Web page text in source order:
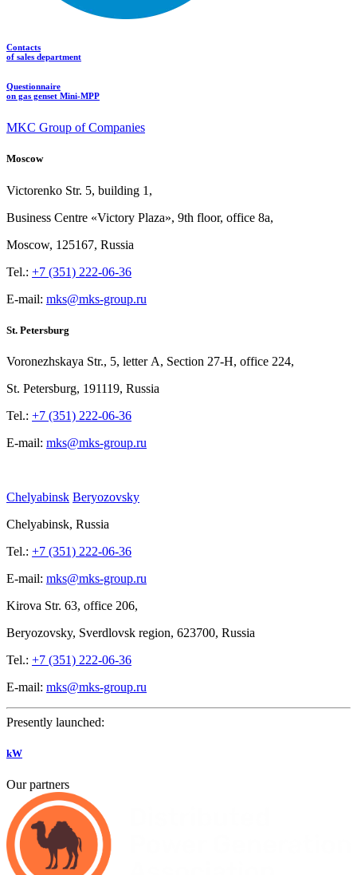
Contacts
of sales department
Questionnaire
on gas genset Mini-MPP
MKC Group of Companies
Moscow
Victorenko Str. 5, building 1,
Business Centre «Victory Plaza», 9th floor, office 8a,
Moscow, 125167, Russia
Tel.: +7 (351) 222-06-36
E-mail: mks@mks-group.ru
St. Petersburg
Voronezhskaya Str., 5, letter A, Section 27-Н, office 224,
St. Petersburg, 191119, Russia
Tel.: +7 (351) 222-06-36
E-mail: mks@mks-group.ru
Chelyabinsk Beryozovsky
Chelyabinsk, Russia
Tel.: +7 (351) 222-06-36
E-mail: mks@mks-group.ru
Kirova Str. 63, office 206,
Beryozovsky, Sverdlovsk region, 623700, Russia
Tel.: +7 (351) 222-06-36
E-mail: mks@mks-group.ru
Presently launched:
kW
Our partners